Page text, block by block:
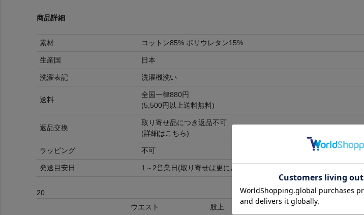
商品詳細
素材 コットン85% ポリウレタン15%
生産国 日本
洗濯表記 洗濯機洗い
送料
全国一律880円
(5,500円以上送料無料)
返品交換
取り寄せ品につき返品不可
(詳細はこちら)
ラッピング 不可
発送目安日 1～2営業日(取り寄せは更にお時間頂く場合がございます)
20
ウエスト
股上 股下